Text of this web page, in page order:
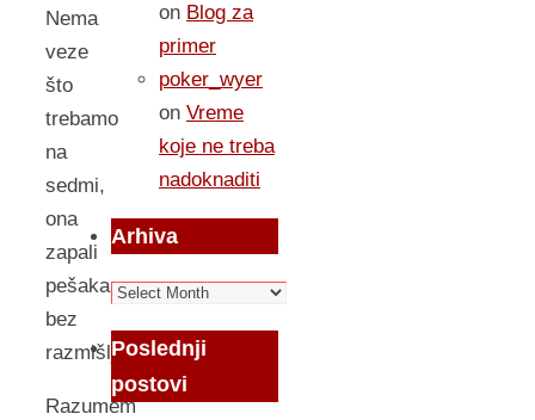
Nema
veze
što
trebamo
na
sedmi,
ona
zapali
pešaka
bez
razmišljanja…
Razumem
on Blog za
primer
poker_wyer
on Vreme
koje ne treba
nadoknaditi
Arhiva
Arhiva
Poslednji
postovi